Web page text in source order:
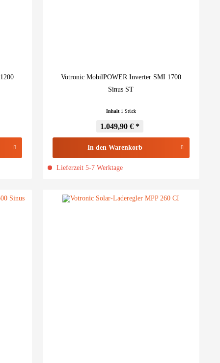
Votronic MobilPOWER Inverter SMI 1700
Sinus ST
Inhalt 1 Stück
1.049,90 € *
In den Warenkorb
Lieferzeit 5-7 Werktage